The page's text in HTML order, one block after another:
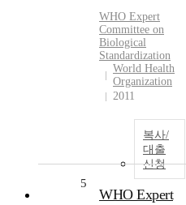
WHO Expert
Committee on
Biological
Standardization
World Health
Organization
2011
복사/
대출
신청
5
WHO Expert